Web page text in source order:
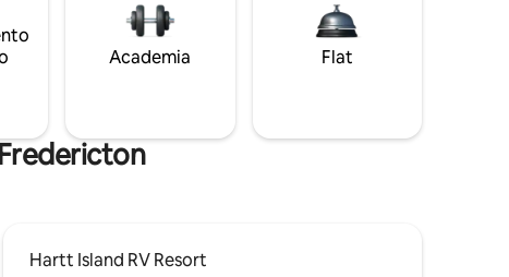
Academia Flat
Hartt Island RV Resort